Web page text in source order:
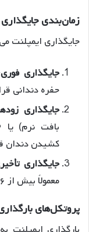
زمانبندیجایگذاری
جایگذاری ایمپلنت
جایگذاری فوری
حفره دندانی
جایگذاری
کشیدن دندان
جایگذاری
معمولاً بیش از ۶ ماه پس از کشیدن دندان قرار می‌گیرد.
پروتکلهای